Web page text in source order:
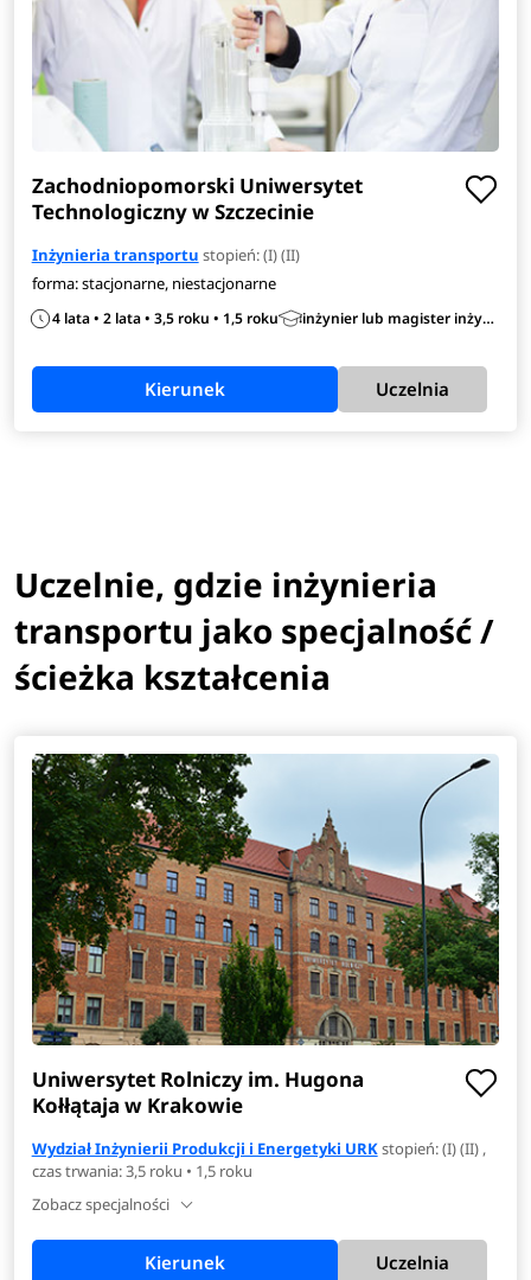
Zachodniopomorski Uniwersytet
Technologiczny w Szczecinie
Inżynieria transportu stopień: (I) (II)
forma: stacjonarne, niestacjonarne
4 lata • 2 lata • 3,5 roku • 1,5 roku inżynier lub magister inżynier
Kierunek Uczelnia
Uczelnie, gdzie inżynieria
transportu jako specjalność /
ścieżka kształcenia
Uniwersytet Rolniczy im. Hugona
Kołłątaja w Krakowie
Wydział Inżynierii Produkcji i Energetyki URKstopień: (I) (II) ,
czas trwania: 3,5 roku • 1,5 roku
Zobacz specjalności
Kierunek Uczelnia